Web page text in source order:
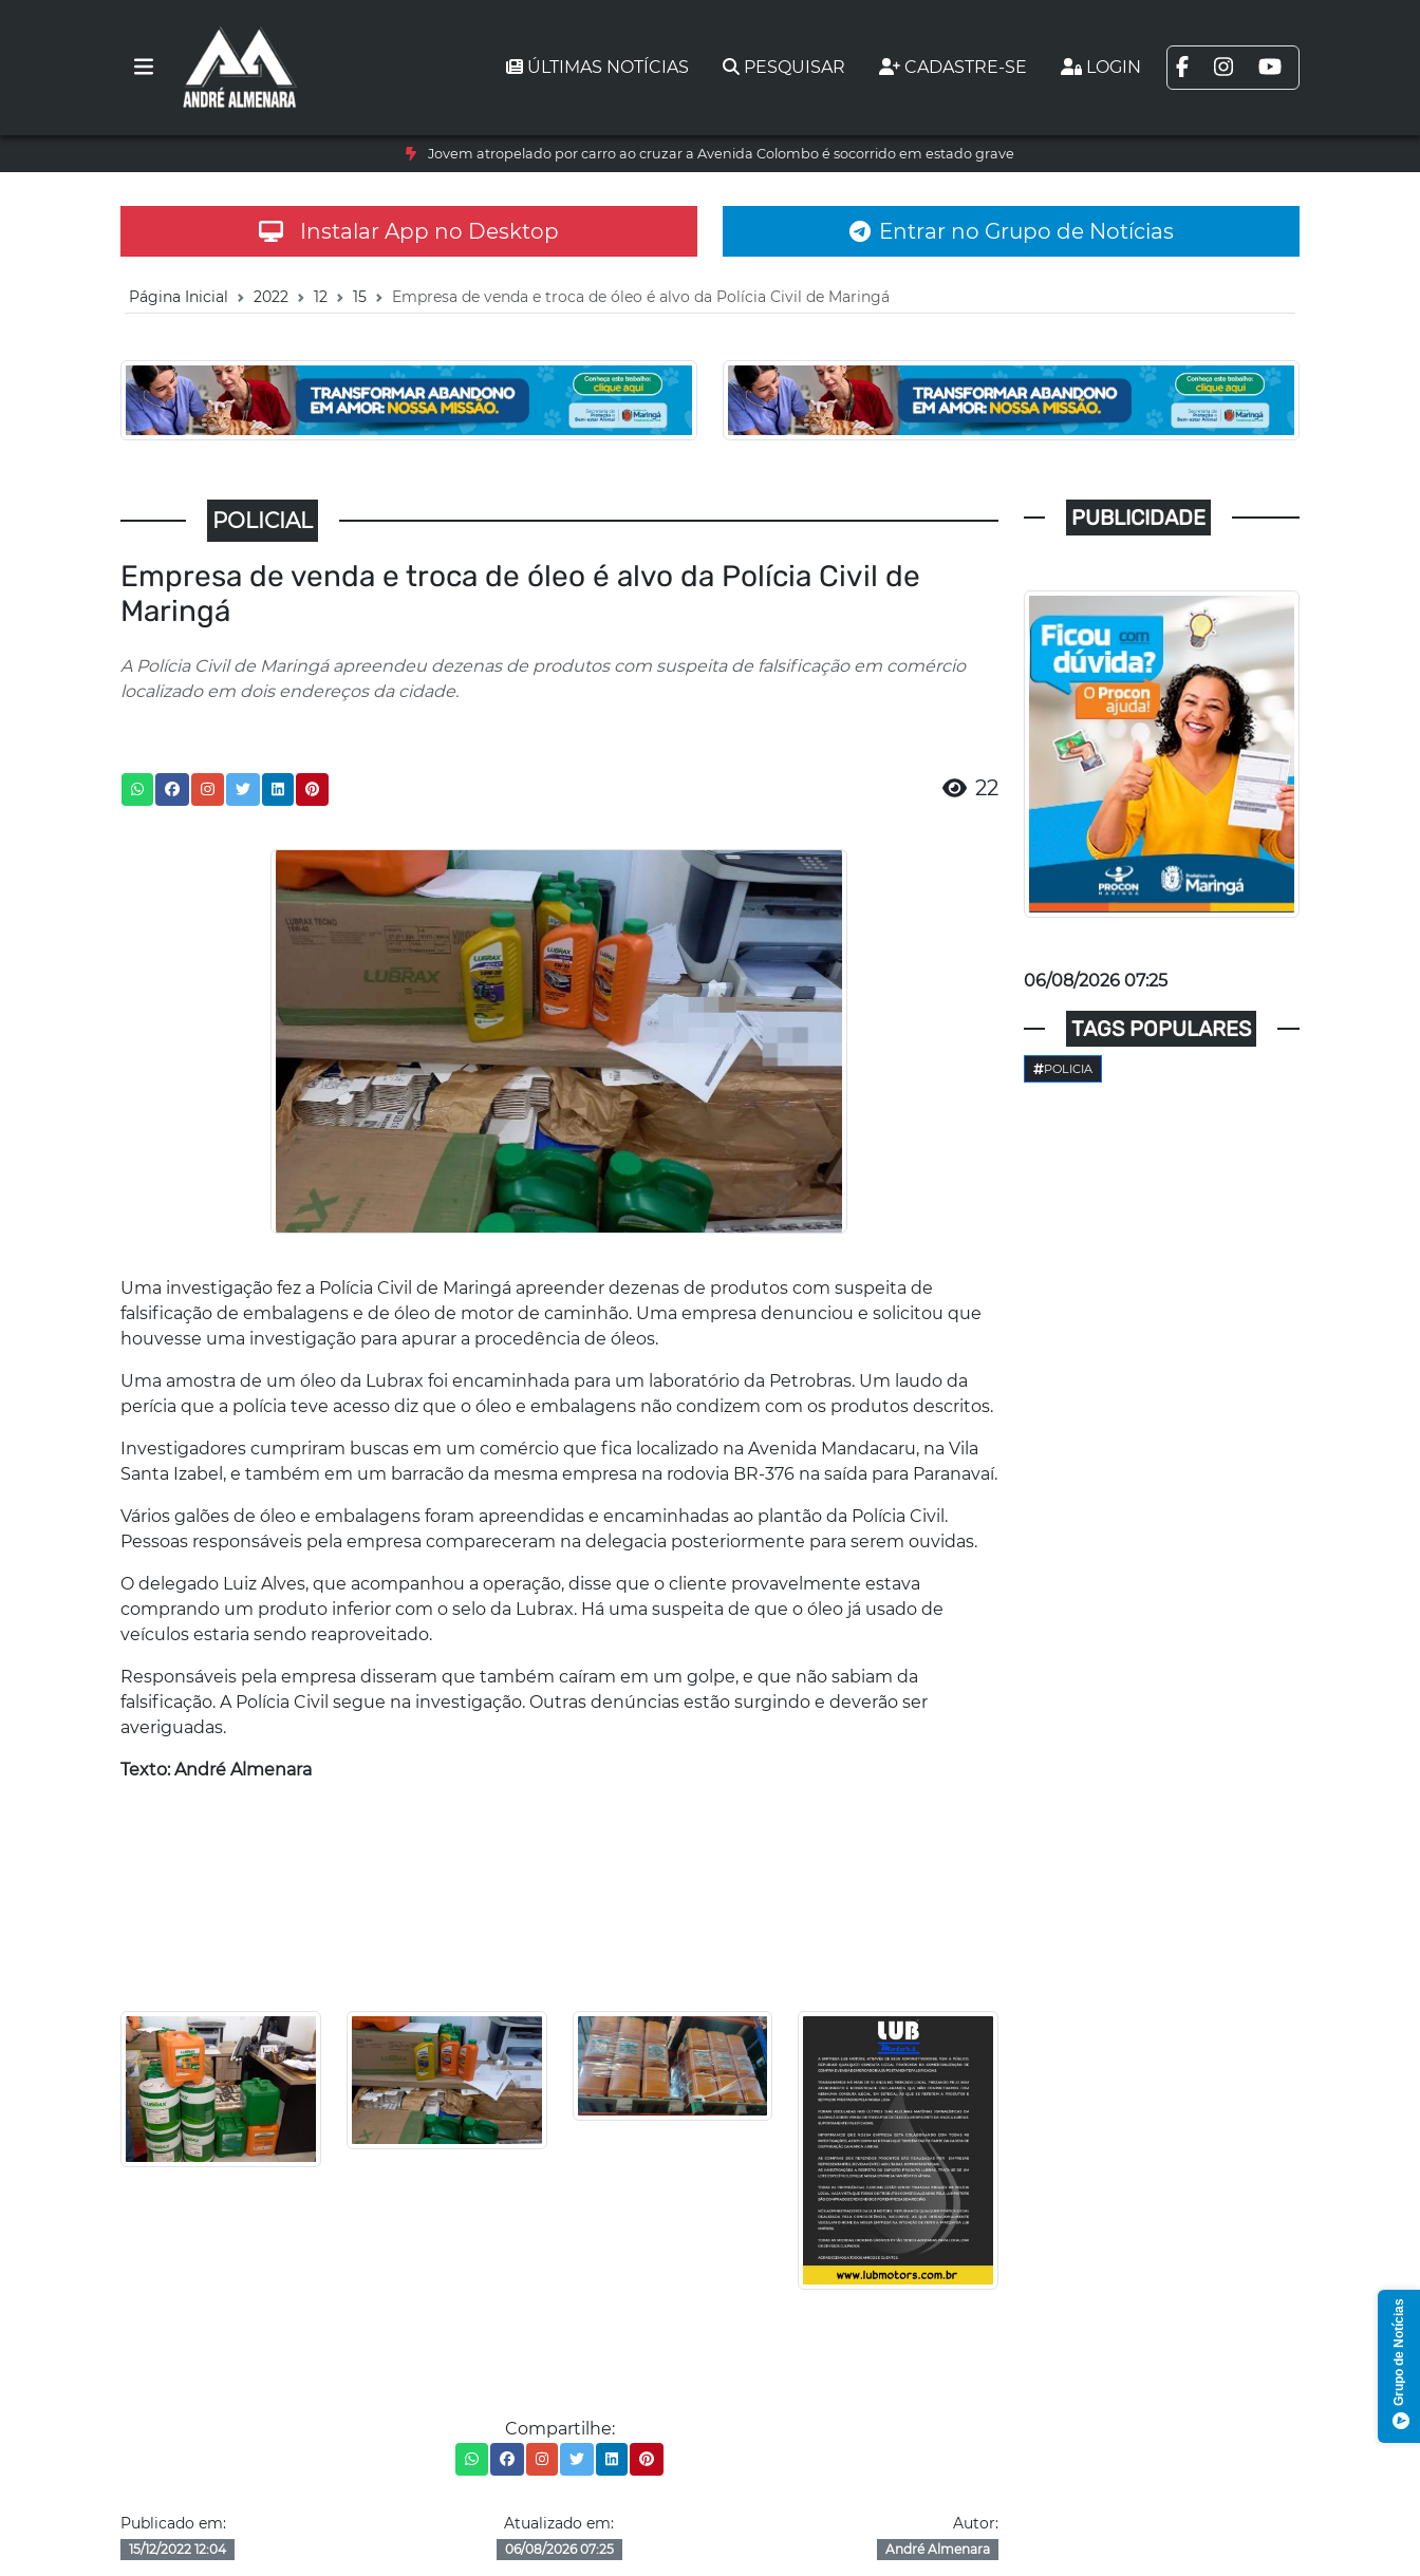
ÚLTIMAS NOTÍCIAS PESQUISAR CADASTRE-SE LOGIN
Jovem atropelado por carro ao cruzar a Avenida Colombo é socorrido em estado grave
Instalar App no Desktop Entrar no Grupo de Notícias
Página Inicial 2022 12 15 Empresa de venda e troca de óleo é alvo da Polícia Civil de Maringá
POLICIAL
Empresa de venda e troca de óleo é alvo da Polícia Civil de
Maringá
A Polícia Civil de Maringá apreendeu dezenas de produtos com suspeita de falsificação em comércio
localizado em dois endereços da cidade.
22
Uma investigação fez a Polícia Civil de Maringá apreender dezenas de produtos com suspeita de
falsificação de embalagens e de óleo de motor de caminhão. Uma empresa denunciou e solicitou que
houvesse uma investigação para apurar a procedência de óleos.
Uma amostra de um óleo da Lubrax foi encaminhada para um laboratório da Petrobras. Um laudo da
perícia que a polícia teve acesso diz que o óleo e embalagens não condizem com os produtos descritos.
Investigadores cumpriram buscas em um comércio que fica localizado na Avenida Mandacaru, na Vila
Santa Izabel, e também em um barracão da mesma empresa na rodovia BR-376 na saída para Paranavaí.
Vários galões de óleo e embalagens foram apreendidas e encaminhadas ao plantão da Polícia Civil.
Pessoas responsáveis pela empresa compareceram na delegacia posteriormente para serem ouvidas.
O delegado Luiz Alves, que acompanhou a operação, disse que o cliente provavelmente estava
comprando um produto inferior com o selo da Lubrax. Há uma suspeita de que o óleo já usado de
veículos estaria sendo reaproveitado.
Responsáveis pela empresa disseram que também caíram em um golpe, e que não sabiam da
falsificação. A Polícia Civil segue na investigação. Outras denúncias estão surgindo e deverão ser
averiguadas.
Texto: André Almenara
Compartilhe:
Publicado em:
15/12/2022 12:04
Atualizado em:
06/08/2026 07:25
Autor:
André Almenara
PUBLICIDADE
06/08/2026 07:25
TAGS POPULARES
POLICIA
Grupo de Notícias